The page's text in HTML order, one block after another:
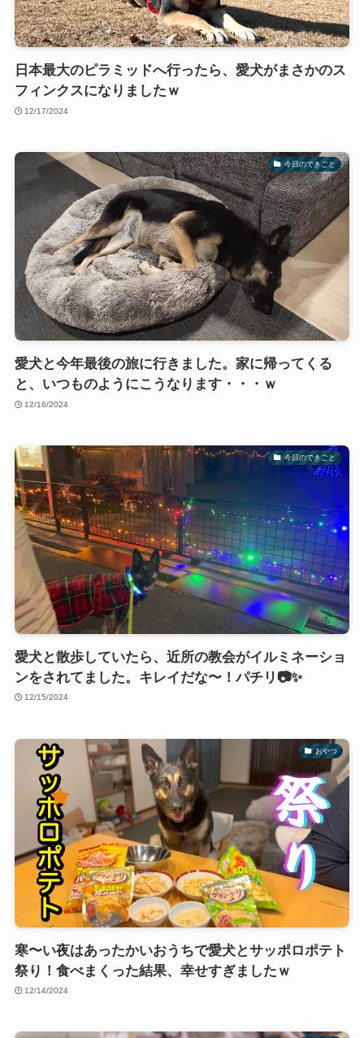
日本最大のピラミッドへ行ったら、愛犬がまさかのス
フィンクスになりましたｗ
12/17/2024
今日のできごと
愛犬と今年最後の旅に行きました。家に帰ってくる
と、いつものようにこうなります・・・ｗ
12/16/2024
今日のできごと
愛犬と散歩していたら、近所の教会がイルミネーショ
ンをされてました。キレイだな〜！パチリ📷️✨️
12/15/2024
おやつ
寒〜い夜はあったかいおうちで愛犬とサッポロポテト
祭り！食べまくった結果、幸せすぎましたｗ
12/14/2024